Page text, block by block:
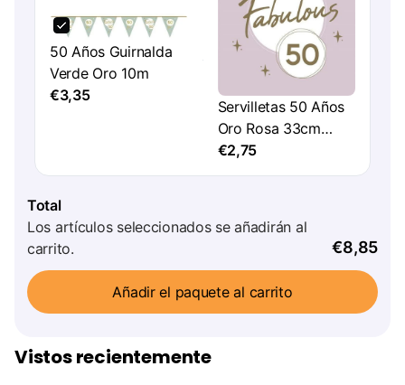
50 Años Guirnalda
Verde Oro 10m
€3,35
Servilletas 50 Años
Oro Rosa 33cm
20pcs
€2,75
Total
Los artículos seleccionados se añadirán al
carrito.
€8,85
Añadir el paquete al carrito
Vistos recientemente